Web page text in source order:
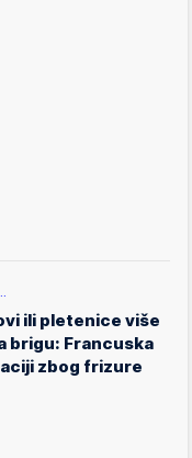
ili pletenice više
brigu: Francuska
zbog frizure